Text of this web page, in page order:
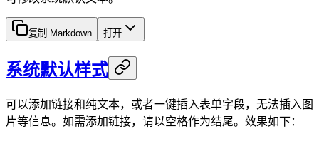
复制 Markdown 打开
系统默认样式
可以添加链接和纯文本，或者一键插入表单字段，无法插入图
片等信息。如需添加链接，请以空格作为结尾。效果如下：